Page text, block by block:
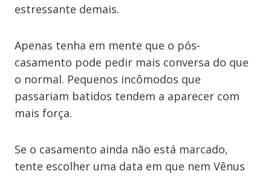
estressante demais.
Apenas tenha em mente que o pós-
casamento pode pedir mais conversa do que
o normal. Pequenos incômodos que
passariam batidos tendem a aparecer com
mais força.
Se o casamento ainda não está marcado,
tente escolher uma data em que nem Vênus